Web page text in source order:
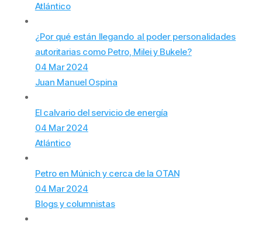
Atlántico
¿Por qué están llegando al poder personalidades
autoritarias como Petro, Milei y Bukele?
04 Mar 2024
Juan Manuel Ospina
El calvario del servicio de energía
04 Mar 2024
Atlántico
Petro en Múnich y cerca de la OTAN
04 Mar 2024
Blogs y columnistas